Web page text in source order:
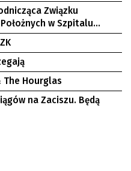
Związku
w Szpitalu
Bogusław
Zarządu Regionu NSZZ
The Hourglas
na Zaciszu. Będą